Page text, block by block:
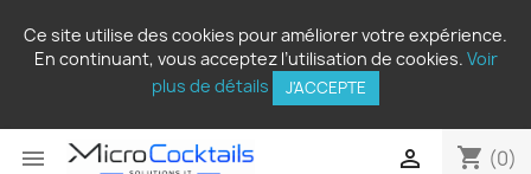
Ce site utilise des cookies pour améliorer votre expérience.
En continuant, vous acceptez l’utilisation de cookies. Voir
plus de détails
J'ACCEPTE
 shopping_cart (0)
